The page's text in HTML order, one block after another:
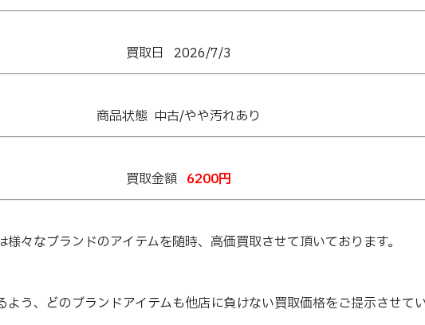
買取日 2026/7/3
商品状態 中古/やや汚れあり
買取金額 6200円
様々なブランドのアイテムを随時、高価買取させて頂いております。
う、どのブランドアイテムも他店に負けない買取価格をご提示させてい